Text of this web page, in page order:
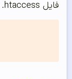
فایل htaccess. خود وارد کنید: